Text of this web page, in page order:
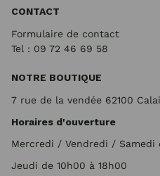
CONTACT
Formulaire de contact
Tel : 09 72 46 69 58
NOTRE BOUTIQUE
7 rue de la vendée 62100
Horaires d'ouverture
Mercredi / Vendredi / Samedi
Jeudi de 10h00 à 18h00